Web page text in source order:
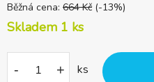
Běžná cena: 664 Kč (-13%)
Skladem 1 ks
- + ks